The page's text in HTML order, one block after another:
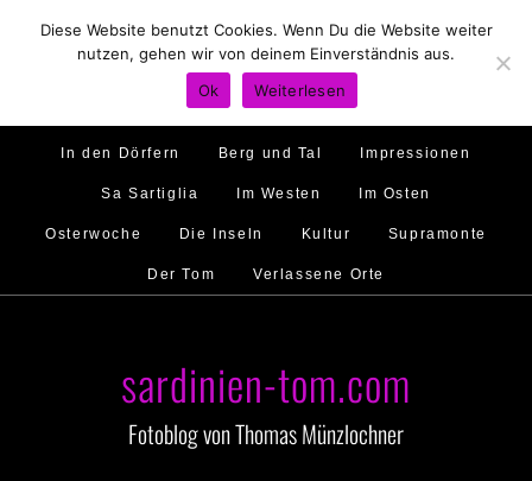
Hirtenland Traumstrände Feste feiern
Golfo di Orosei Im Norden
Murales Ambiente
In den Dörfern Berg und Tal Impressionen
Sa Sartiglia Im Westen Im Osten
Osterwoche Die Inseln Kultur Supramonte
Der Tom Verlassene Orte
sardinien-tom.com
Fotoblog von Thomas Münzlochner
Diese Website benutzt Cookies. Wenn Du die Website weiter
nutzen, gehen wir von deinem Einverständnis aus.
Ok
Weiterlesen